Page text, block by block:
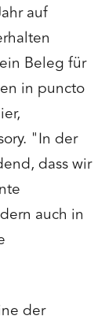
auf
Beleg für
in puncto
"In der
dass wir
auch in
der